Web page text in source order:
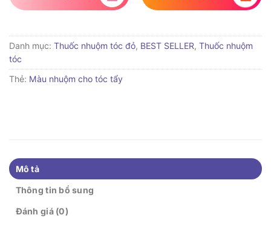
Danh mục: Thuốc nhuộm tóc đỏ, BEST SELLER, Thuốc nhuộm
tóc
Thẻ: Màu nhuộm cho tóc tẩy
Mô tả
Thông tin bổ sung
Đánh giá (0)